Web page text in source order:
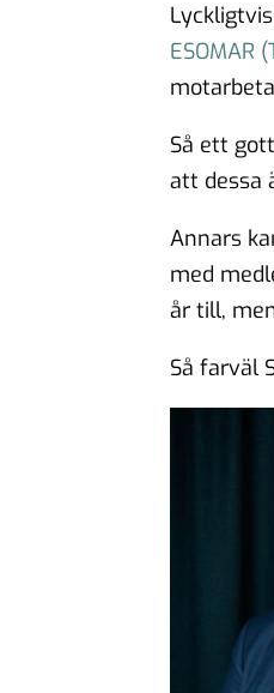
ESOMAR
Så ett
att dessa
Annars
med
år till,
Så farväl